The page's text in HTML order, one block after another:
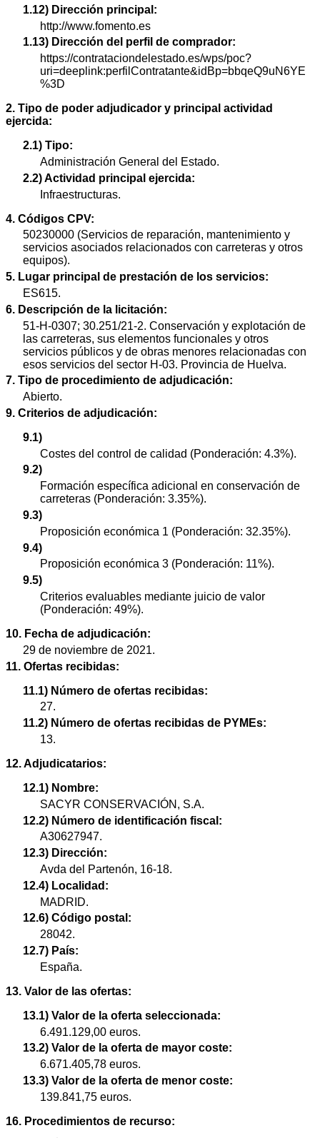
1.12) Dirección principal:
http://www.fomento.es
1.13) Dirección del perfil de comprador:
https://contrataciondelestado.es/wps/poc?
uri=deeplink:perfilContratante&idBp=bbqeQ9uN6YE
%3D
2. Tipo de poder adjudicador y principal actividad
ejercida:
2.1) Tipo:
Administración General del Estado.
2.2) Actividad principal ejercida:
Infraestructuras.
4. Códigos CPV:
50230000 (Servicios de reparación, mantenimiento y
servicios asociados relacionados con carreteras y otros
equipos).
5. Lugar principal de prestación de los servicios:
ES615.
6. Descripción de la licitación:
51-H-0307; 30.251/21-2. Conservación y explotación de
las carreteras, sus elementos funcionales y otros
servicios públicos y de obras menores relacionadas con
esos servicios del sector H-03. Provincia de Huelva.
7. Tipo de procedimiento de adjudicación:
Abierto.
9. Criterios de adjudicación:
9.1)
Costes del control de calidad (Ponderación: 4.3%).
9.2)
Formación específica adicional en conservación de
carreteras (Ponderación: 3.35%).
9.3)
Proposición económica 1 (Ponderación: 32.35%).
9.4)
Proposición económica 3 (Ponderación: 11%).
9.5)
Criterios evaluables mediante juicio de valor
(Ponderación: 49%).
10. Fecha de adjudicación:
29 de noviembre de 2021.
11. Ofertas recibidas:
11.1) Número de ofertas recibidas:
27.
11.2) Número de ofertas recibidas de PYMEs:
13.
12. Adjudicatarios:
12.1) Nombre:
SACYR CONSERVACIÓN, S.A.
12.2) Número de identificación fiscal:
A30627947.
12.3) Dirección:
Avda del Partenón, 16-18.
12.4) Localidad:
MADRID.
12.6) Código postal:
28042.
12.7) País:
España.
13. Valor de las ofertas:
13.1) Valor de la oferta seleccionada:
6.491.129,00 euros.
13.2) Valor de la oferta de mayor coste:
6.671.405,78 euros.
13.3) Valor de la oferta de menor coste:
139.841,75 euros.
16. Procedimientos de recurso: